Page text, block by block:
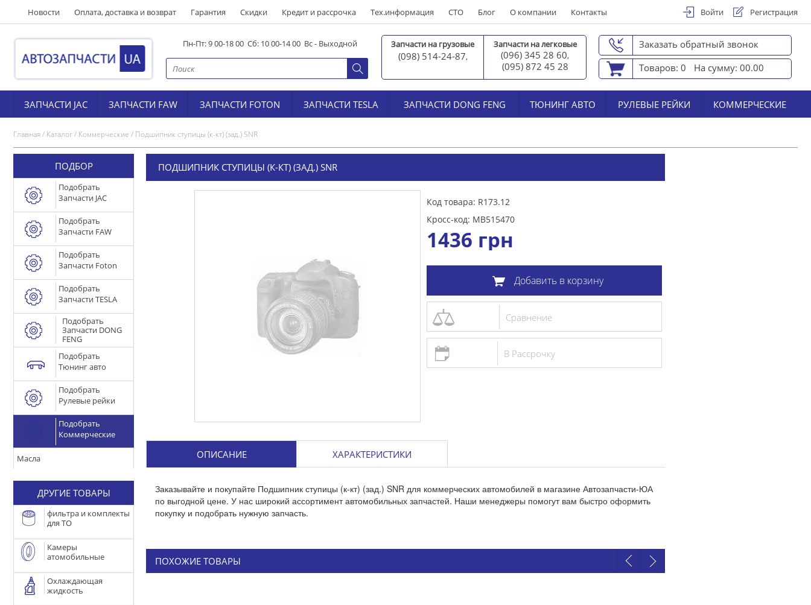
Новости Оплата, доставка и возврат Гарантия Скидки Кредит и рассрочка Тех.информация СТО Блог О компании Контакты Войти Регистрация
Пн-Пт: 9 00-18 00 Сб: 10 00-14 00 Вс - Выходной Запчасти на грузовые
(098) 514-24-87,
Запчасти на легковые
(096) 345 28 60,
(095) 872 45 28
Заказать обратный звонок
Товаров: 0
На сумму: 00.00
ЗАПЧАСТИ JAC ЗАПЧАСТИ FAW ЗАПЧАСТИ FOTON ЗАПЧАСТИ TESLA ЗАПЧАСТИ DONG FENG ТЮНИНГ АВТО РУЛЕВЫЕ РЕЙКИ КОММЕРЧЕСКИЕ
Главная/ Каталог/ Коммерческие / Подшипник ступицы (к-кт) (зад.) SNR
ПОДБОР
Подобрать
Запчасти JAC
Подобрать
Запчасти FAW
Подобрать
Запчасти Foton
Подобрать
Запчасти TESLA
Подобрать
Запчасти DONG
FENG
Подобрать
Тюнинг авто
Подобрать
Рулевые рейки
Подобрать
Коммерческие
Масла
ДРУГИЕ ТОВАРЫ
фильтра и комплекты
для ТО
Камеры
атомобильные
Охлаждающая
жидкость
ПОДШИПНИК СТУПИЦЫ (К-КТ) (ЗАД.) SNR
Код товара: R173.12
Кросс-код: MB515470
1436 грн
Добавить в корзину
Сравнение
В Рассрочку
ОПИСАНИЕ ХАРАКТЕРИСТИКИ
Заказывайте и покупайте Подшипник ступицы (к-кт) (зад.) SNR для коммерческих автомобилей в магазине Автозапчасти-ЮА
по выгодной цене. У нас широкий ассортимент автомобильных запчастей. Наши менеджеры помогут вам быстро оформить
покупку и подобрать нужную запчасть.
ПОХОЖИЕ ТОВАРЫ